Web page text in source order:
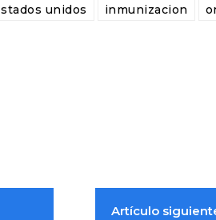
unidos inmunizacion
Artículo